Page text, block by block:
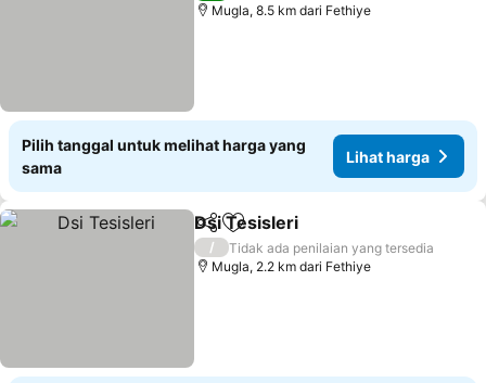
Mugla, 8.5 km dari Fethiye
Pilih tanggal untuk melihat harga yang
sama
Lihat harga
BagikanTambahkan ke favorit
Dsi Tesisleri
/
Tidak ada penilaian yang tersedia
Mugla, 2.2 km dari Fethiye